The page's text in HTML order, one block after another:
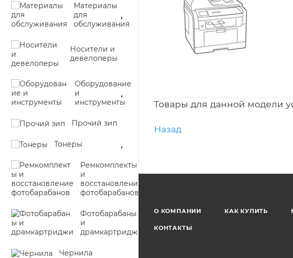
Материалы
для
обслуживания
Носители и
девелоперы
Оборудование
и
инструменты
Прочий зип
Тонеры
Ремкомплекты
и
восстановление
фотобарабанов
Фотобарабаны
и
драмкартриджи
Чернила
Товары для данной модели
Назад
О КОМПАНИИ КАК КУПИТЬ
КОНТАКТЫ